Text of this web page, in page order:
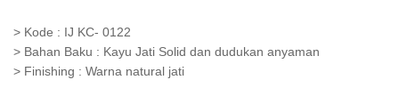
> Kode : IJ KC- 0122
> Bahan Baku : Kayu Jati Solid dan dudukan anyaman
> Finishing : Warna natural jati